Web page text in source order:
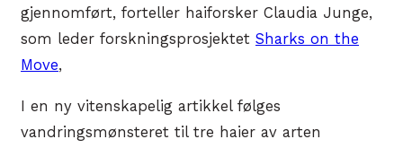
gjennomført, forteller haiforsker Claudia Junge,
som leder forskningsprosjektet Sharks on the
Move,
I en ny vitenskapelig artikkel følges
vandringsmønsteret til tre haier av arten